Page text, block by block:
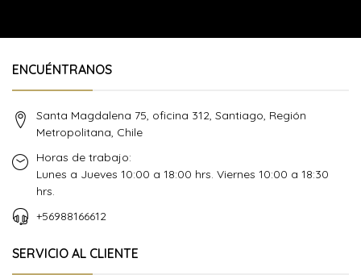
ENCUÉNTRANOS
Santa Magdalena 75, oficina 312, Santiago, Región
Metropolitana, Chile
Horas de trabajo:
Lunes a Jueves 10:00 a 18:00 hrs. Viernes 10:00 a 18:30
hrs.
+56988166612
SERVICIO AL CLIENTE